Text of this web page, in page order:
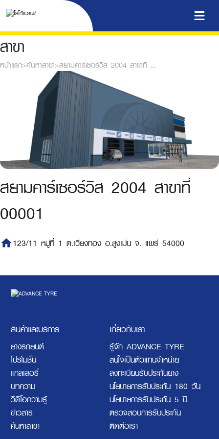
สาขา
หน้าแรก>ค้นหาสาขา> สยามคาร์เซอร์วิส 2004 สาขาที่ 00001
สยามคาร์เซอร์วิส 2004 สาขาที่
00001
home123/11 หมู่ที่ 1 ต.เวียงทอง อ.สูงเม่น จ. แพร่ 54000
สินค้าและบริการ
ยางรถยนต์
โปรโมชั่น
แกลเลอรี่
บทความ
วิดีโอความรู้
ข่าวสาร
ค้นหาสาขา
เกี่ยวกับเรา
รู้จัก ADVANCE TYRE
สนใจเป็นตัวแทนจำหน่าย
ลงทะเบียนรับประกันยาง
นโยบายการรับประกัน 180 วัน
นโยบายการรับประกัน 5 ปี
ตรวจสอบการรับประกัน
ติดต่อเรา